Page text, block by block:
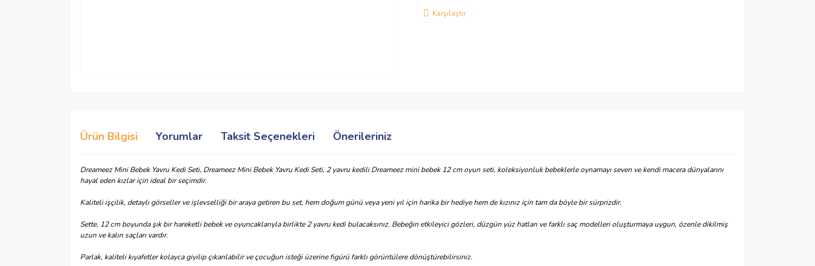
Karşılaştır
Ürün Bilgisi Yorumlar Taksit Seçenekleri Önerileriniz
Dreameez Mini Bebek Yavru Kedi Seti, Dreameez Mini Bebek Yavru Kedi Seti, 2 yavru kedili Dreameez mini bebek 12 cm oyun seti, koleksiyonluk bebeklerle oynamayı seven ve kendi macera dünyalarını
hayal eden kızlar için ideal bir seçimdir.
Kaliteli işçilik, detaylı görseller ve işlevselliği bir araya getiren bu set, hem doğum günü veya yeni yıl için harika bir hediye hem de kızınız için tam da böyle bir sürprizdir.
Sette, 12 cm boyunda şık bir hareketli bebek ve oyuncaklarıyla birlikte 2 yavru kedi bulacaksınız. Bebeğin etkileyici gözleri, düzgün yüz hatları ve farklı saç modelleri oluşturmaya uygun, özenle dikilmiş
uzun ve kalın saçları vardır.
Parlak, kaliteli kıyafetler kolayca giyilip çıkarılabilir ve çocuğun isteği üzerine figürü farklı görüntülere dönüştürebilirsiniz.